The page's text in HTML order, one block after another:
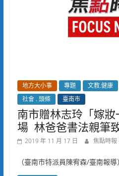
地方大小事 專題 文教.健康
社會 . 頭條
臺南市
南市贈林志玲「嫁
場 林爸爸書法親筆
2019 年 11 月 17 日 焦點時報
（臺南市特派員陳宥森/臺南報